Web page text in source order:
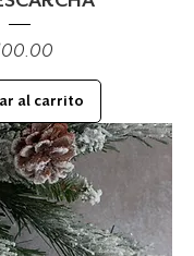
al carrito